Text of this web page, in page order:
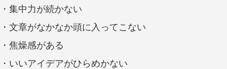
・集中力が続かない
・文章がなかなか頭に入ってこない
・焦燥感がある
・いいアイデアがひらめかない